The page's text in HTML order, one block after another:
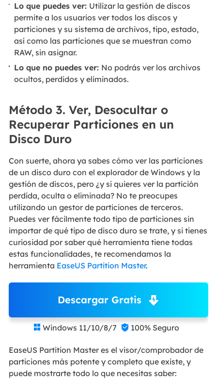
Lo que puedes ver: Utilizar la gestión de discos
permite a los usuarios ver todos los discos y
particiones y su sistema de archivos, tipo, estado,
así como las particiones que se muestran como
RAW, sin asignar.
Lo que no puedes ver: No podrás ver los archivos
ocultos, perdidos y eliminados.
Método 3. Ver, Desocultar o
Recuperar Particiones en un
Disco Duro
Con suerte, ahora ya sabes cómo ver las particiones
de un disco duro con el explorador de Windows y la
gestión de discos, pero ¿y si quieres ver la partición
perdida, oculta o eliminada? No te preocupes
utilizando un gestor de particiones de terceros.
Puedes ver fácilmente todo tipo de particiones sin
importar de qué tipo de disco duro se trate, y si tienes
curiosidad por saber qué herramienta tiene todas
estas funcionalidades, te recomendamos la
herramienta EaseUS Partition Master.
Descargar Gratis
 Windows 11/10/8/7  100% Seguro
EaseUS Partition Master es el visor/comprobador de
particiones más potente y completo que existe, y
puede mostrarte todo lo que necesitas saber: